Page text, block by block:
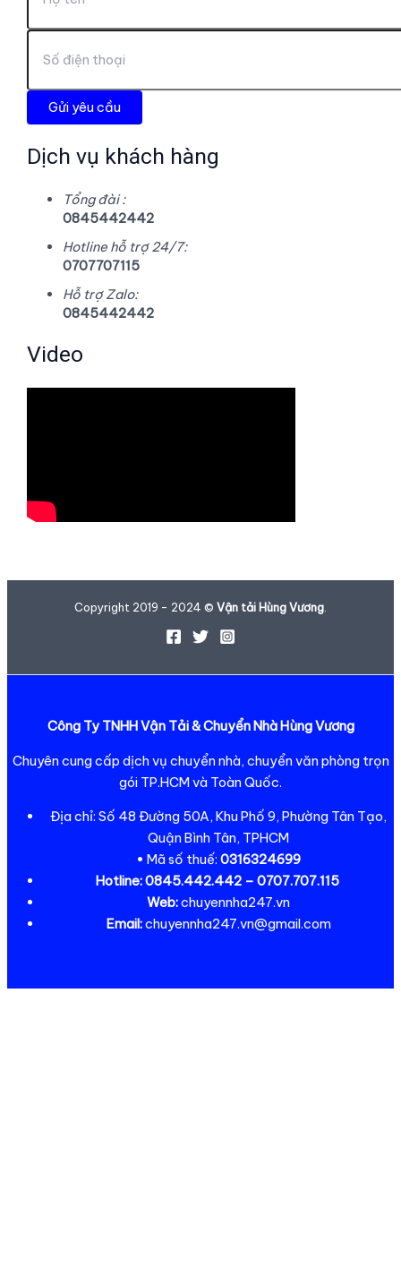
Dịch vụ khách hàng
Tổng đài :
0845442442
Hotline hỗ trợ 24/7:
0707707115
Hỗ trợ Zalo:
0845442442
Video
Copyright 2019 - 2024 © Vận tải Hùng Vương.
Công Ty TNHH Vận Tải & Chuyển Nhà Hùng Vương
Chuyên cung cấp dịch vụ chuyển nhà, chuyển văn phòng trọn
gói TP.HCM và Toàn Quốc.
Địa chỉ: Số 48 Đường 50A, Khu Phố 9, Phường Tân Tạo,
Quận Bình Tân, TPHCM
• Mã số thuế: 0316324699
Hotline:0845.442.442 – 0707.707.115
Web:chuyennha247.vn
Email:chuyennha247.vn@gmail.com